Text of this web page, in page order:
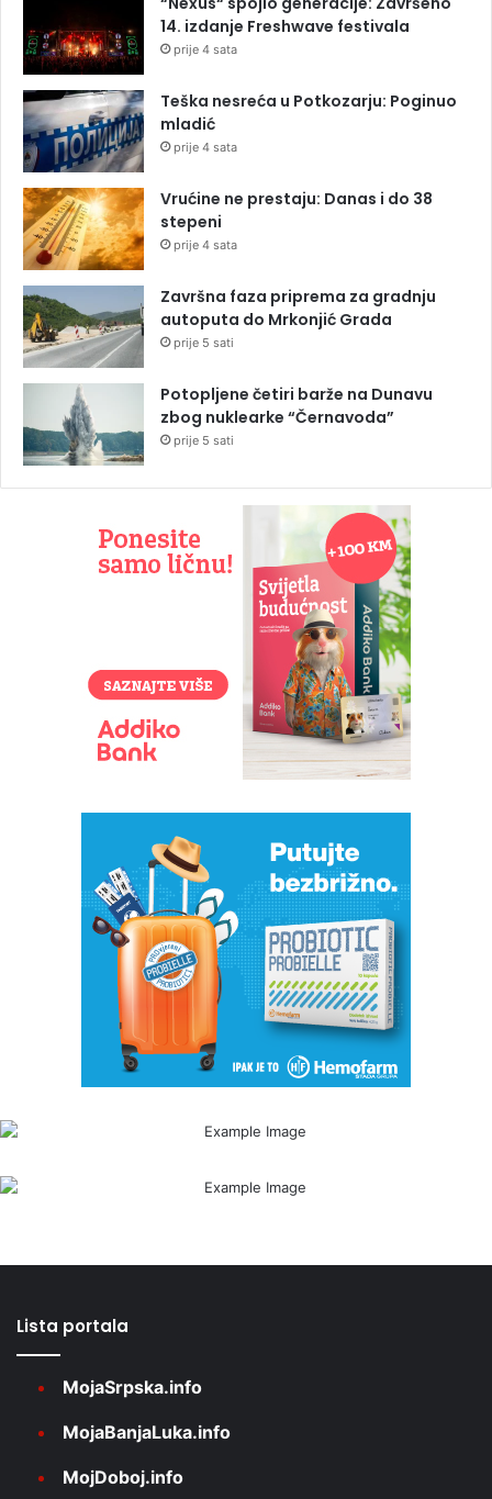
14. izdanje Freshwave festivala
prije 4 sata
Teška nesreća u Potkozarju: Poginuo
mladić
prije 4 sata
Vrućine ne prestaju: Danas i do 38
stepeni
prije 4 sata
Završna faza priprema za gradnju
autoputa do Mrkonjić Grada
prije 5 sati
Potopljene četiri barže na Dunavu
zbog nuklearke “Černavoda”
prije 5 sati
Lista portala
MojaSrpska.info
MojaBanjaLuka.info
MojDoboj.info